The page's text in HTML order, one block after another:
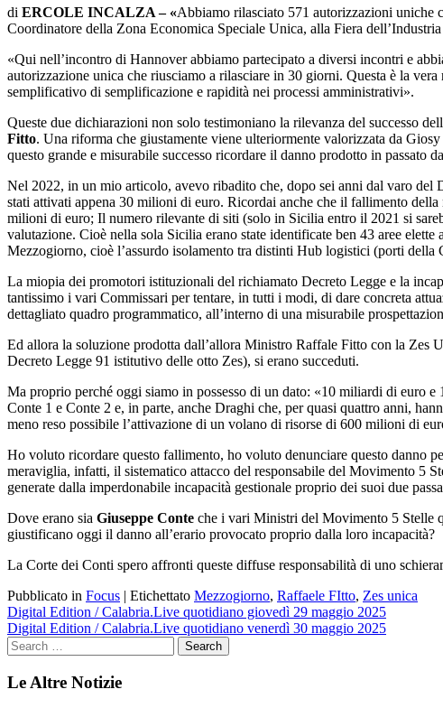
di ERCOLE INCALZA – «Abbiamo rilasciato 571 autorizzazioni uniche
Coordinatore della Zona Economica Speciale Unica, alla Fiera
«Qui nell’incontro di Hannover abbiamo partecipato a diversi incontri e
autorizzazione unica che riusciamo a rilasciare in 30 giorni. Questa è la
semplificativo di semplificazione e rapidità nei processi amministrativi».
Queste due dichiarazioni non solo testimoniano la rilevanza del successo
Fitto. Una riforma che giustamente viene ulteriormente valorizzata da
questo grande e misurabile successo ricordare il danno prodotto in passato
Nel 2022, in un mio articolo, avevo ribadito che, dopo sei anni dal varo
stati attivati appena 30 milioni di euro. Ricordai anche che il fallimento
milioni di euro; Il numero rilevante di siti (solo in Sicilia entro il 2021 si
valutazione. Cioè nella sola Sicilia erano state identificate ben 43 aree
Mezzogiorno, cioè l’assurdo isolamento tra distinti Hub logistici (porti
La miopia dei promotori istituzionali del richiamato Decreto Legge e la
tantissimo i vari Commissari per tentare, in tutti i modi, di dare concreta
dettagliato quadro programmatico, all’interno di una misurabile
Ed allora la soluzione prodotta dall’allora Ministro Raffale Fitto con la Zes
Decreto Legge 91 istitutivo delle otto Zes), si erano succeduti.
Ma proprio perché oggi siamo in possesso di un dato: «10 miliardi di euro
Conte 1 e Conte 2 e, in parte, anche Draghi che, per quasi quattro anni,
meno reso possibile l’attivazione di un volano di risorse di 600 milioni di
Ho voluto ricordare questo fallimento, ho voluto denunciare questo danno
meraviglia, infatti, il sistematico attacco del responsabile del Movimento 5
generate dalla imperdonabile incapacità gestionale proprio dei suoi due
Dove erano sia Giuseppe Conte che i vari Ministri del Movimento 5 Stelle
giustificano oggi il danno all’erario provocato proprio dalla loro incapacità?
La Corte dei Conti spero affronti queste diffuse responsabilità di uno
Pubblicato in Focus | Etichettato Mezzogiorno, Raffaele FItto, Zes unica
Navigazione
articoli
Digital Edition / Calabria.Live quotidiano giovedì 29 maggio 2025
Digital Edition / Calabria.Live quotidiano venerdì 30 maggio 2025
Le Altre Notizie